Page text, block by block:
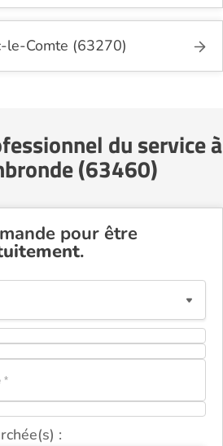
le-Comte (63270)
du service à
(63460)
pour être
.
: